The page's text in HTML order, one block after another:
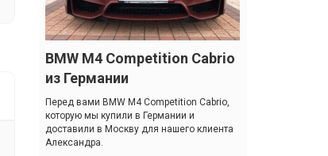
BMW M4 Competition Cabrio
из Германии
Перед вами BMW M4 Competition Cabrio,
которую мы купили в Германии и
доставили в Москву для нашего клиента
Александра.